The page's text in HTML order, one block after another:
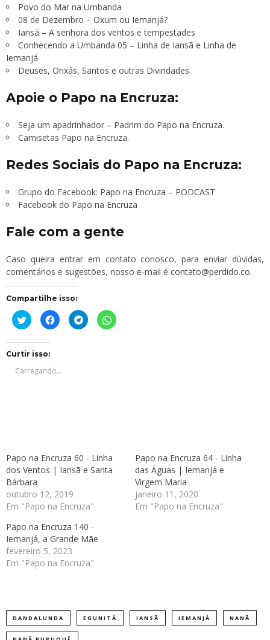
Povo do Mar na Umbanda
08 de Dezembro – Oxum ou Iemanjá?
Iansã – A senhora dos ventos e tempestades
Conhecendo a Umbanda 05 – Linha de Iansã e Linha de
Iemanjá
Deuses, Orixás, Santos e outras Divindades.
Apoie o Papo na Encruza:
Seja um apadrinhador – Padrim do Papo na Encruza.
Camisetas Papo na Encruza.
Redes Sociais do Papo na Encruza:
Grupo do Facebook: Papo na Encruza – PODCAST
Facebook do Papo na Encruza
Fale com a gente
Caso queira entrar em contato conosco, para enviar dúvidas,
comentários e sugestões, nosso e-mail é contato@perdido.co.
Compartilhe isso:
Clique
para
compartilhar
em
janela)
Clique
para
compartilhar
janela)
Clique
para
compartilhar
Clique
para
Curtir isso:
Carregando...
Papo na Encruza 60 - Linha
dos Ventos | Iansã e Santa
Bárbara
outubro 12, 2019
Em "Papo na Encruza"
Papo na Encruza 64 - Linha
das Águas | Iemanjá e
Virgem Maria
janeiro 11, 2020
Em "Papo na Encruza"
Papo na Encruza 140 -
Iemanjá, a Grande Mãe
fevereiro 5, 2023
Em "Papo na Encruza"
DANDALUNDA EGUNITÁ IANSÃ IEMANJÁ NANÃ